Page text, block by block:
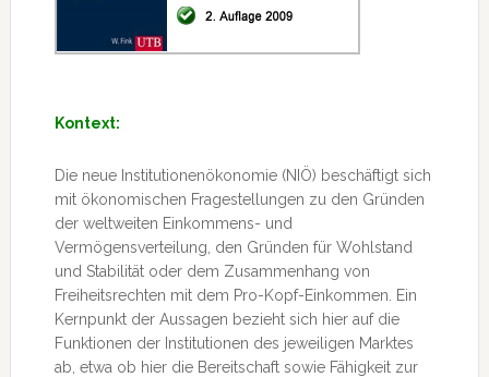
Kontext:
Die neue Institutionenökonomie (NIÖ) beschäftigt sich
mit ökonomischen Fragestellungen zu den Gründen
der weltweiten Einkommens- und
Vermögensverteilung, den Gründen für Wohlstand
und Stabilität oder dem Zusammenhang von
Freiheitsrechten mit dem Pro-Kopf-Einkommen. Ein
Kernpunkt der Aussagen bezieht sich hier auf die
Funktionen derInstitutionen des jeweiligen Marktes
ab, etwa ob hier die Bereitschaft sowie Fähigkeit zur